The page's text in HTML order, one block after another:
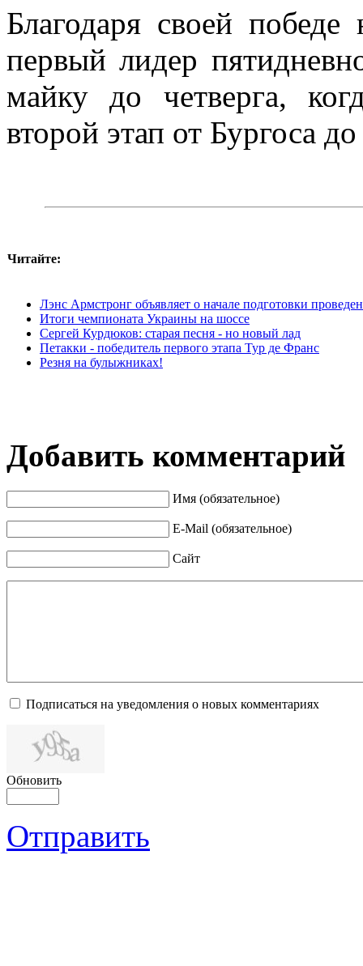
Благодаря своей
первый лидер
майку до четверга,
второй этап от Бургоса
Читайте:
Лэнс Армстронг объявляет о начале подготовки
Итоги чемпионата Украины на шоссе
Сергей Курдюков: старая песня - но новый лад
Петакки - победитель первого этапа Тур де Франс
Резня на булыжниках!
Добавить комментарий
Имя (обязательное)
E-Mail (обязательное)
Сайт
Подписаться на уведомления о новых комментариях
Обновить
Отправить